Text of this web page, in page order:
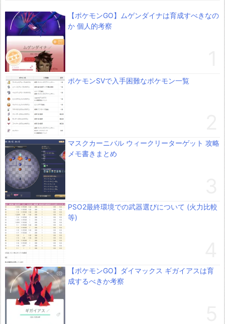
【ポケモンGO】ムゲンダイナは育成すべきなの
か 個人的考察
ポケモンSVで入手困難なポケモン一覧
マスクカーニバル ウィークリーターゲット 攻略
メモ書きまとめ
PSO2最終環境での武器選びについて (火力比較
等)
【ポケモンGO】ダイマックス ギガイアスは育
成するべきか考察